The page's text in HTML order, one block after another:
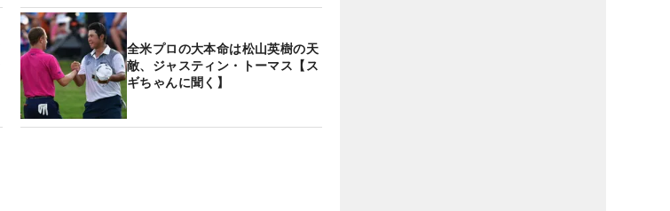
全米プロの大本命は松山英樹の天
敵、ジャスティン・トーマス【ス
ギちゃんに聞く】